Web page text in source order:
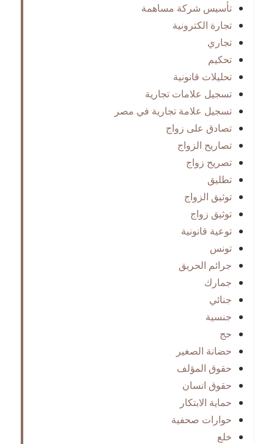
تأسيس شركة مساهمة
تجارة الكترونية
تجاري
تحكيم
تحليلات قانونية
تسجيل علامات تجارية
تسجيل علامة تجارية في مصر
تصادق على زواج
تصاريح الزواج
تصريح زواج
تطليق
توثيق الزواج
توثيق زواج
توعية قانونية
تونس
جرائم الحريق
جمارك
جنائي
جنسية
حج
حضانة الصغير
حقوق المؤلف
حقوق انسان
حماية الابتكار
حوارات صحفية
خلع